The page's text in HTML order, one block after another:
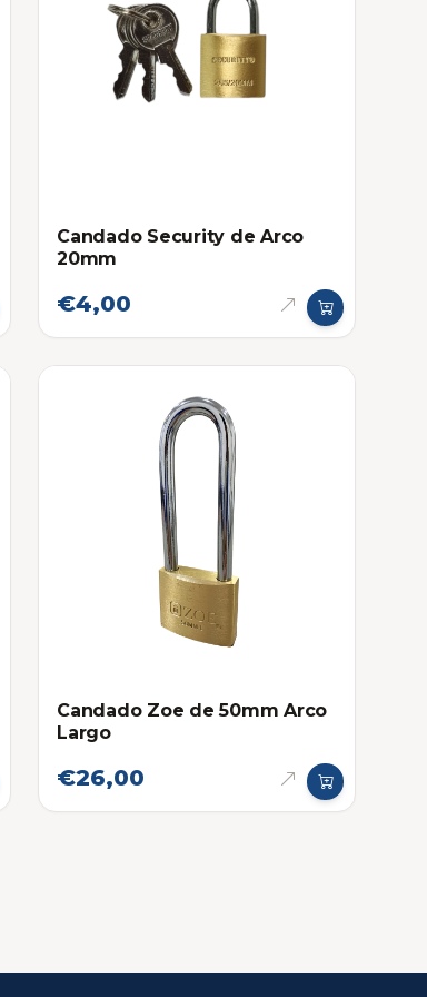
Candado Security de Arco
20mm
€4,00
Candado Zoe de 50mm Arco
Largo
€26,00